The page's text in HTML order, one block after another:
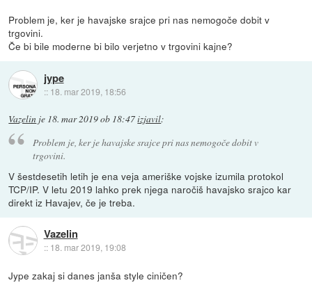
Problem je, ker je havajske srajce pri nas nemogoče dobit v
trgovini.
Če bi bile moderne bi bilo verjetno v trgovini kajne?
jype
:: 18. mar 2019, 18:56
Vazelin je 18. mar 2019 ob 18:47izjavil:
Problem je, ker je havajske srajce pri nas nemogoče dobit v
trgovini.
V šestdesetih letih je ena veja ameriške vojske izumila protokol
TCP/IP. V letu 2019 lahko prek njega naročiš havajsko srajco kar
direkt iz Havajev, če je treba.
Vazelin
:: 18. mar 2019, 19:08
Jype zakaj si danes janša style ciničen?